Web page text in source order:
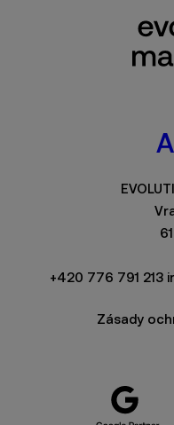
+420 776 791 213
Zásady